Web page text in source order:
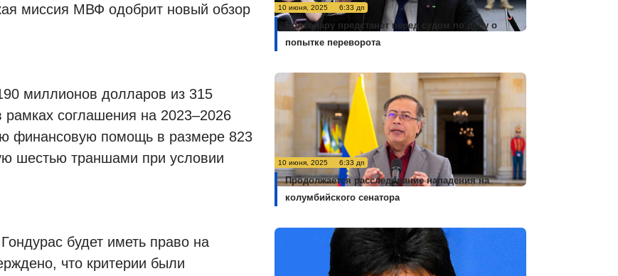
миссия МВФ одобрит новый обзор
миллионов долларов из 315
соглашения на 2023–2026
финансовую помощь в размере 823
шестью траншами при условии
будет иметь право на
что критерии были
10 июня, 2025 6:33 дп
Болсонару предстанет перед судом по делу о
попытке переворота
10 июня, 2025 6:33 дп
Продолжается расследование нападения на
колумбийского сенатора